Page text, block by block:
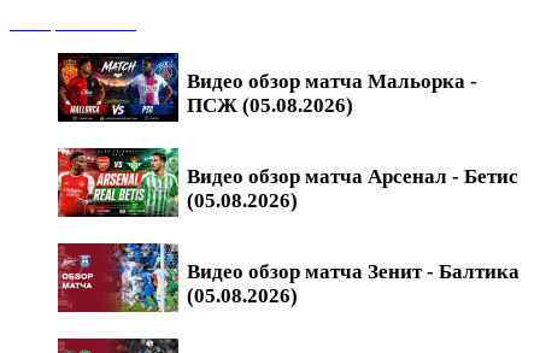
Видео обзор матча Мальорка -
ПСЖ (05.08.2026)
Видео обзор матча Арсенал - Бетис
(05.08.2026)
Видео обзор матча Зенит - Балтика
(05.08.2026)